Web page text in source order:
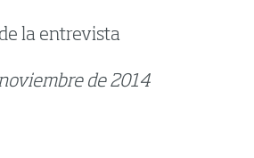
de la entrevista
de 2014